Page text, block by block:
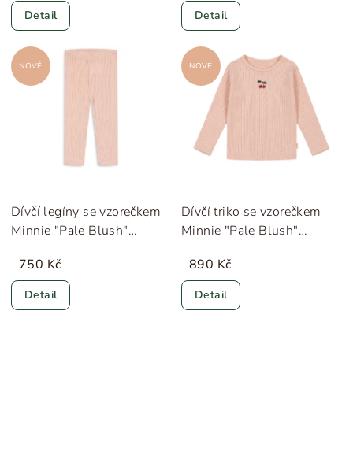
Detail Detail
NOVÉ
Dívčí legíny se vzorečkem
Minnie "Pale Blush"
750 Kč
Detail
NOVÉ
Dívčí triko se vzorečkem
Minnie "Pale Blush"
890 Kč
Detail